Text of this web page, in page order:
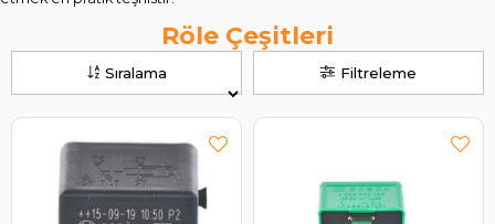
Filtreleme
Sıralama
Röle Çeşitleri